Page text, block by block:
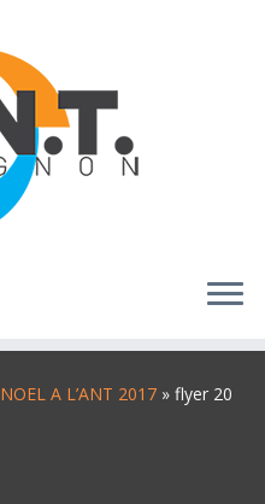
NOEL A L’ANT 2017 » flyer 20